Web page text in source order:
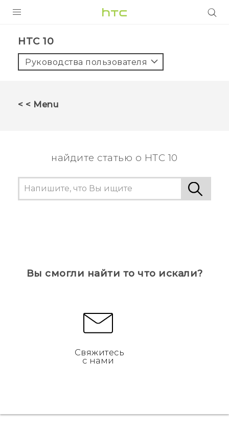
5G
ПОДДЕРЖКА
HTC 10‎
Руководства пользователя
< < Menu
найдите статью о HTC 10
Вы смогли найти то что искали?
Свяжитесь
с нами